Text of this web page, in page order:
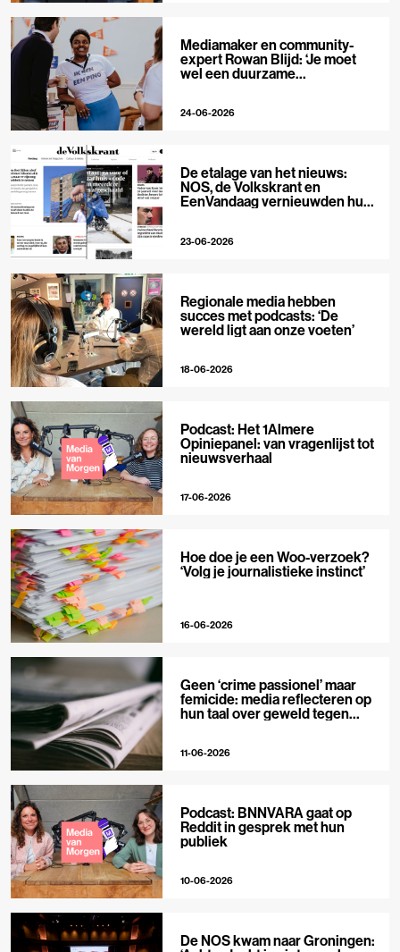
Mediamaker en community-
expert Rowan Blijd: ‘Je moet
wel een duurzame
24-06-2026
De etalage van het nieuws:
NOS, de Volkskrant en
EenVandaag vernieuwden hun
23-06-2026
Regionale media hebben
succes met podcasts: ‘De
wereld ligt aan onze voeten’
18-06-2026
Podcast: Het 1Almere
Opiniepanel: van vragenlijst tot
nieuwsverhaal
17-06-2026
Hoe doe je een Woo-verzoek?
‘Volg je journalistieke instinct’
16-06-2026
Geen ‘crime passionel’ maar
femicide: media reflecteren op
hun taal over geweld tegen
11-06-2026
Podcast: BNNVARA gaat op
Reddit in gesprek met hun
publiek
10-06-2026
De NOS kwam naar Groningen: